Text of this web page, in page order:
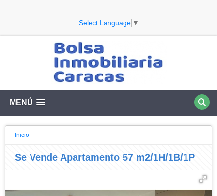
Select Language ▼
MENÚ
Inicio
Se Vende Apartamento 57 m2/1H/1B/1P